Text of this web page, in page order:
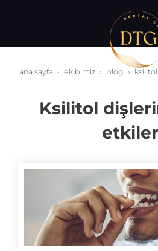
ana sayfa ekibimiz blog
Ksilitol